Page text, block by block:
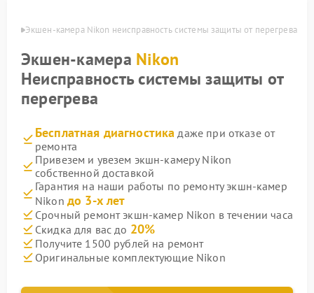
Экшен-камера Nikon неисправность системы защиты от перегрева
Экшен-камера Nikon
Неисправность системы защиты от
перегрева
Бесплатная диагностика даже при отказе от
ремонта
Привезем и увезем экшн-камеру Nikon
собственной доставкой
Гарантия на наши работы по ремонту экшн-камер
Nikon до 3-х лет
Срочный ремонт экшн-камер Nikon в течении часа
Скидка для вас до 20%
Получите 1500 рублей на ремонт
Оригинальные комплектующие Nikon